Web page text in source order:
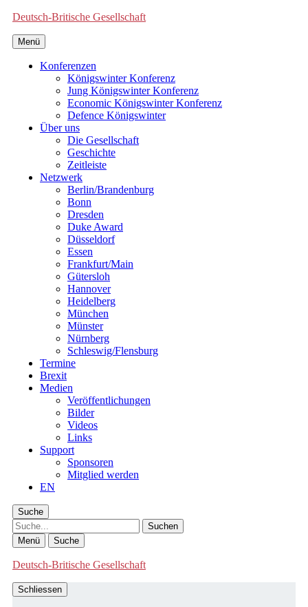
Deutsch-Britische Gesellschaft
Menü
Konferenzen
Königswinter Konferenz
Jung Königswinter Konferenz
Economic Königswinter Konferenz
Defence Königswinter
Über uns
Die Gesellschaft
Geschichte
Zeitleiste
Netzwerk
Berlin/Brandenburg
Bonn
Dresden
Duke Award
Düsseldorf
Essen
Frankfurt/Main
Gütersloh
Hannover
Heidelberg
München
Münster
Nürnberg
Schleswig/Flensburg
Termine
Brexit
Medien
Veröffentlichungen
Bilder
Videos
Links
Support
Sponsoren
Mitglied werden
EN
Suche
Suche
Menü Suche
Deutsch-Britische Gesellschaft
Schliessen